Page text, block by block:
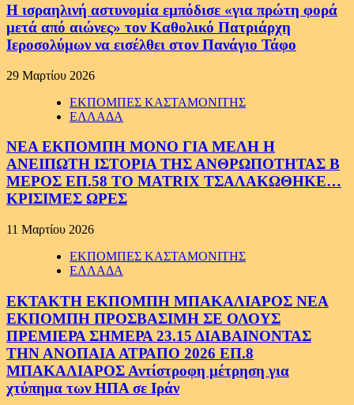
Η ισραηλινή αστυνομία εμπόδισε «για πρώτη φορά
μετά από αιώνες» τον Καθολικό Πατριάρχη
Ιεροσολύμων να εισέλθει στον Πανάγιο Τάφο
29 Μαρτίου 2026
ΕΚΠΟΜΠΕΣ ΚΑΣΤΑΜΟΝΙΤΗΣ
ΕΛΛΑΔΑ
ΝΕΑ ΕΚΠΟΜΠΗ ΜΟΝΟ ΓΙΑ ΜΕΛΗ Η
ΑΝΕΙΠΩΤΗ ΙΣΤΟΡΙΑ ΤΗΣ ΑΝΘΡΩΠΟΤΗΤΑΣ Β
ΜΕΡΟΣ ΕΠ.58 ΤΟ MATRIX ΤΣΑΛΑΚΩΘΗΚΕ…
ΚΡΙΣΙΜΕΣ ΩΡΕΣ
11 Μαρτίου 2026
ΕΚΠΟΜΠΕΣ ΚΑΣΤΑΜΟΝΙΤΗΣ
ΕΛΛΑΔΑ
ΕΚΤΑΚΤΗ ΕΚΠΟΜΠΗ ΜΠΑΚΑΛΙΑΡΟΣ ΝΕΑ
ΕΚΠΟΜΠΗ ΠΡΟΣΒΑΣΙΜΗ ΣΕ ΟΛΟΥΣ
ΠΡΕΜΙΕΡΑ ΣΗΜΕΡΑ 23.15 ΔΙΑΒΑΙΝΟΝΤΑΣ
ΤΗΝ ΑΝΟΠΑΙΑ ΑΤΡΑΠΟ 2026 ΕΠ.8
ΜΠΑΚΑΛΙΑΡΟΣ Αντίστροφη μέτρηση για
χτύπημα των ΗΠΑ σε Ιράν